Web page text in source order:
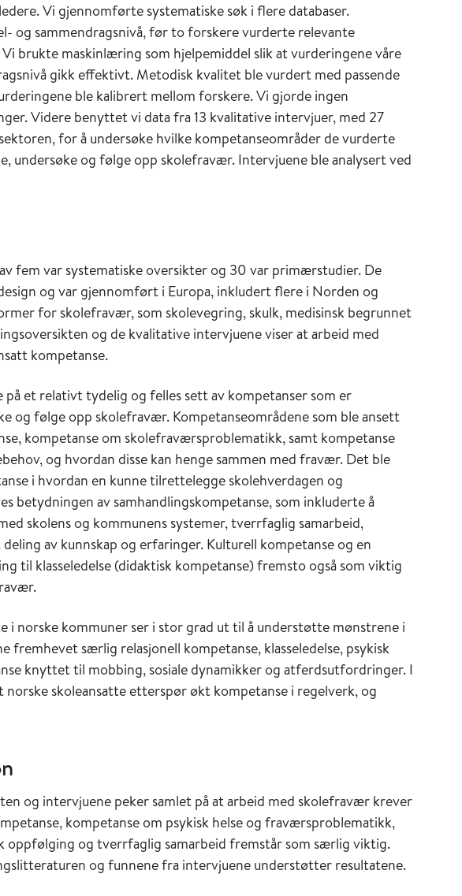
Vi gjennomførte systematiske søk i flere databaser.
og sammendragsnivå, før to forskere vurderte relevante
brukte maskinlæring som hjelpemiddel slik at vurderingene våre
gikk effektivt. Metodisk kvalitet ble vurdert med passende
ble kalibrert mellom forskere. Vi gjorde ingen
Videre benyttet vi data fra 13 kvalitative intervjuer, med 27
for å undersøke hvilke kompetanseområder de vurderte
undersøke og følge opp skolefravær. Intervjuene ble analysert ved
fem var systematiske oversikter og 30 var primærstudier. De
og var gjennomført i Europa, inkludert flere i Norden og
for skolefravær, som skolevegring, skulk, medisinsk begrunnet
og de kvalitative intervjuene viser at arbeid med
kompetanse.
et relativt tydelig og felles sett av kompetanser som er
og følge opp skolefravær. Kompetanseområdene som ble ansett
kompetanse om skolefraværsproblematikk, samt kompetanse
og hvordan disse kan henge sammen med fravær. Det ble
i hvordan en kunne tilrettelegge skolehverdagen og
betydningen av samhandlingskompetanse, som inkluderte å
skolens og kommunens systemer, tverrfaglig samarbeid,
av kunnskap og erfaringer. Kulturell kompetanse og en
til klasseledelse (didaktisk kompetanse) fremsto også som viktig
i norske kommuner ser i stor grad ut til å understøtte mønstrene i
særlig relasjonell kompetanse, klasseledelse, psykisk
knyttet til mobbing, sosiale dynamikker og atferdsutfordringer. I
skoleansatte etterspør økt kompetanse i regelverk, og
og intervjuene peker samlet på at arbeid med skolefravær krever
kompetanse om psykisk helse og fraværsproblematikk,
oppfølging og tverrfaglig samarbeid fremstår som særlig viktig.
og funnene fra intervjuene understøtter resultatene.